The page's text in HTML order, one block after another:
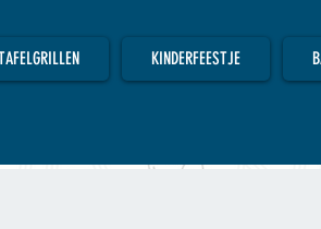
KINDERFEESTJE